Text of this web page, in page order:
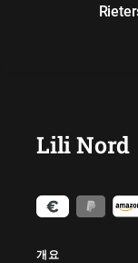
Lili Nord
개요